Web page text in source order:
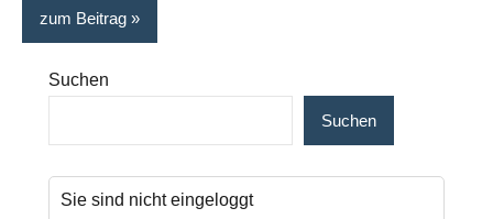
zum Beitrag
Suchen
Suchen
Sie sind nicht eingeloggt